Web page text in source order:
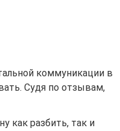
коммуникации в
Судя по отзывам,
как разбить, так и